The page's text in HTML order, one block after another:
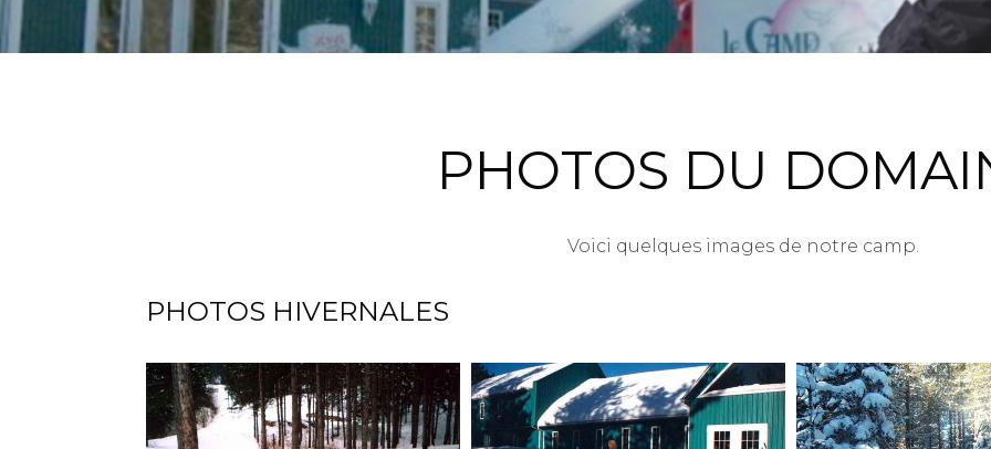
PHOTOS DU
Voici quelques images de notre camp.
PHOTOS HIVERNALES